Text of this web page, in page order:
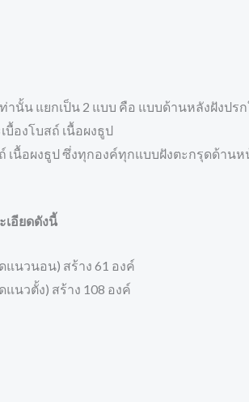
นั้น แยกเป็น 2 แบบ คือ แบบด้านหลังฝังป
บื้องโบสถ์ เนื้อผงธูป
ถ์ เนื้อผงธูป ซึ่งทุกองค์ทุกแบบฝังตะกรุดด้า
อียดดังนี้
แนวนอน) สร้าง 61 องค์
นวตั้ง) สร้าง 108 องค์